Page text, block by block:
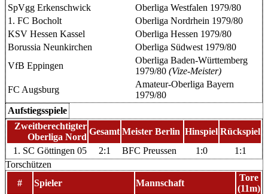
SpVgg Erkenschwick
Oberliga Westfalen 1979/80
1. FC Bocholt
Oberliga Nordrhein 1979/80
KSV Hessen Kassel
Oberliga Hessen 1979/80
Borussia Neunkirchen
Oberliga Südwest 1979/80
VfB Eppingen
Oberliga Baden-Württemberg
1979/80 (Vize-Meister)
FC Augsburg
Amateur-Oberliga Bayern
1979/80
Aufstiegsspiele
Zweitberechtigter
Oberliga Nord
Gesamt Meister Berlin Hinspiel Rückspiel
1. SC Göttingen 05
2:1 BFC Preussen 1:0
1:1
Torschützen
#
Spieler Mannschaft
Tore
(11m)